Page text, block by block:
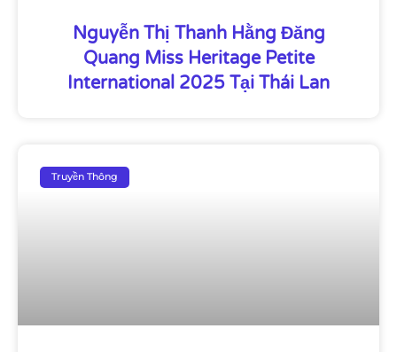
Nguyễn Thị Thanh Hằng Đăng
Quang Miss Heritage Petite
International 2025 Tại Thái Lan
Truyền Thông